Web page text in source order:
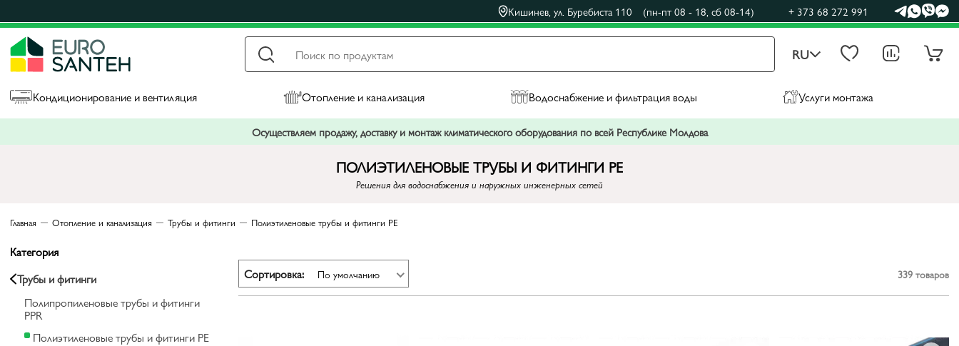
Кишинев, ул. Буребиста 110 (пн-пт 08 - 18, сб 08-14) + 373 68 272 991
RU
Кондиционирование и вентиляция Отопление и канализация Водоснабжение и фильтрация воды Услуги монтажа
Осуществляем продажу, доставку и монтаж климатического оборудования по всей Республике Молдова
ПОЛИЭТИЛЕНОВЫЕ ТРУБЫ И ФИТИНГИ PE
Решения для водоснабжения и наружных инженерных сетей
Главная Отопление и канализация Трубы и фитинги Полиэтиленовые трубы и фитинги PE
Категория
Трубы и фитинги
Полипропиленовые трубы и фитинги
PPR
Полиэтиленовые трубы и фитинги PE
Сортировка: По умолчанию 339 товаров